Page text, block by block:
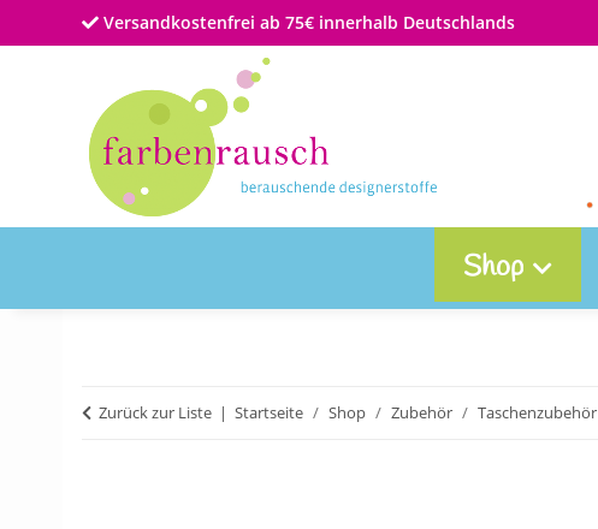
Versandkostenfrei ab 75€ innerhalb Deutschlands
Shop
Zurück zur Liste Startseite Shop Zubehör Taschenzubehör